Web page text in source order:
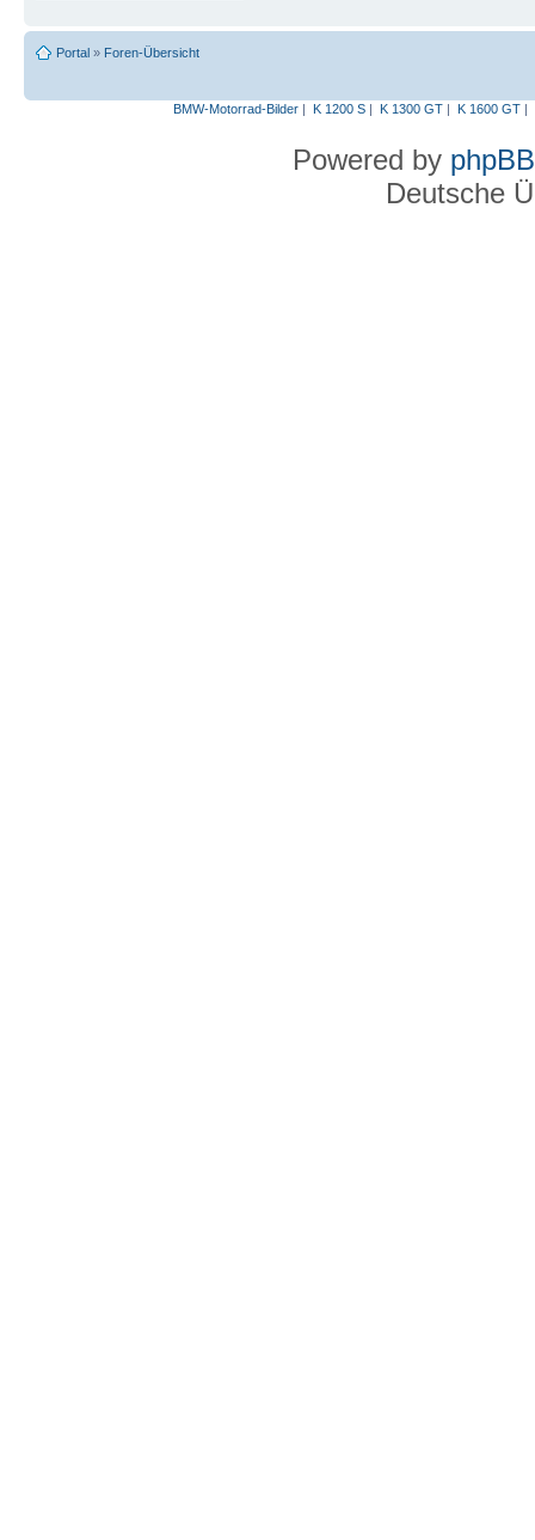
Portal » Foren-Übersicht
BMW-Motorrad-Bilder| K 1200 S| K 1300 GT| K 1600 GT|
Powered by phpBB
Deutsche